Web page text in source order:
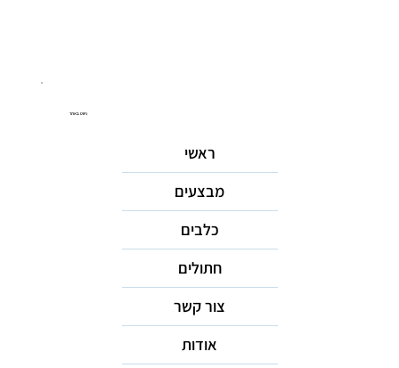
ניווט באתר
ראשי
מבצעים
כלבים
חתולים
צור קשר
אודות